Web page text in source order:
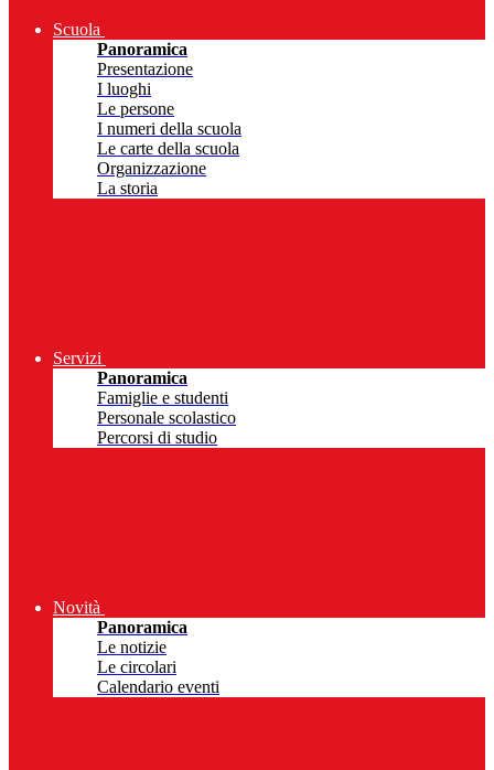
Scuola
Panoramica
Presentazione
I luoghi
Le persone
I numeri della scuola
Le carte della scuola
Organizzazione
La storia
Servizi
Panoramica
Famiglie e studenti
Personale scolastico
Percorsi di studio
Novità
Panoramica
Le notizie
Le circolari
Calendario eventi